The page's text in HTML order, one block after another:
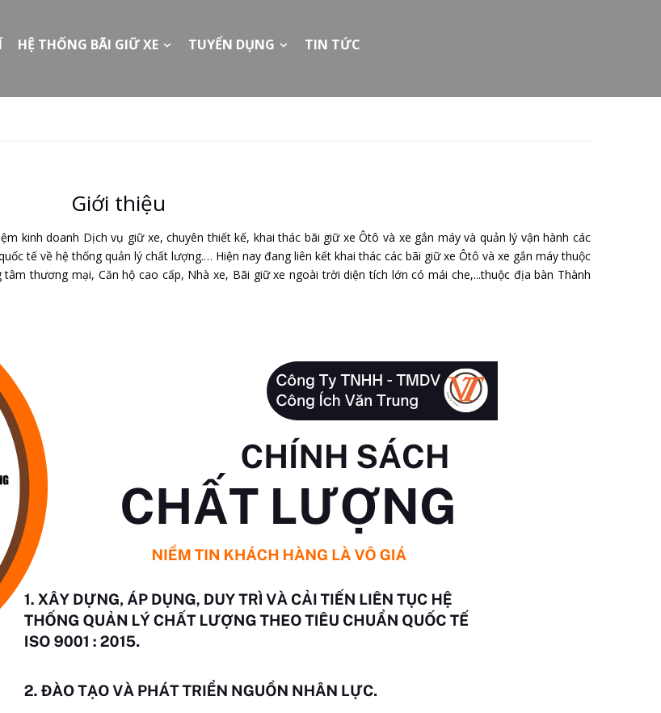
HỆ THỐNG BÃI GIỮ XE TUYỂN DỤNG TIN TỨC
Giới thiệu
kinh doanh Dịch vụ giữ xe, chuyên thiết kế, khai thác bãi giữ xe Ôtô và xe gắn máy và quản lý vận hành các
tế về hệ thống quản lý chất lượng.… Hiện nay đang liên kết khai thác các bãi giữ xe Ôtô và xe gắn máy thuộc
thương mại, Căn hộ cao cấp, Nhà xe, Bãi giữ xe ngoài trời diện tích lớn có mái che,...thuộc địa bàn Thành